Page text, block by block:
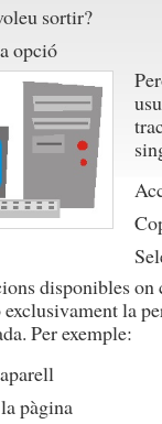
sortir?
opció
disponibles
exclusivament la
Per exemple:
pàgina